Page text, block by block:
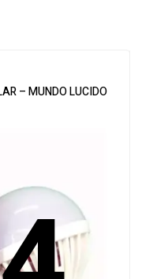
– MUNDO LUCIDO